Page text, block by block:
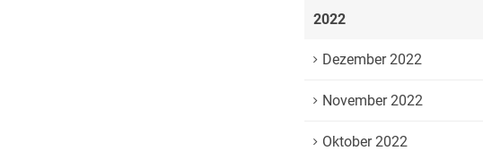
2022
Dezember 2022
November 2022
Oktober 2022